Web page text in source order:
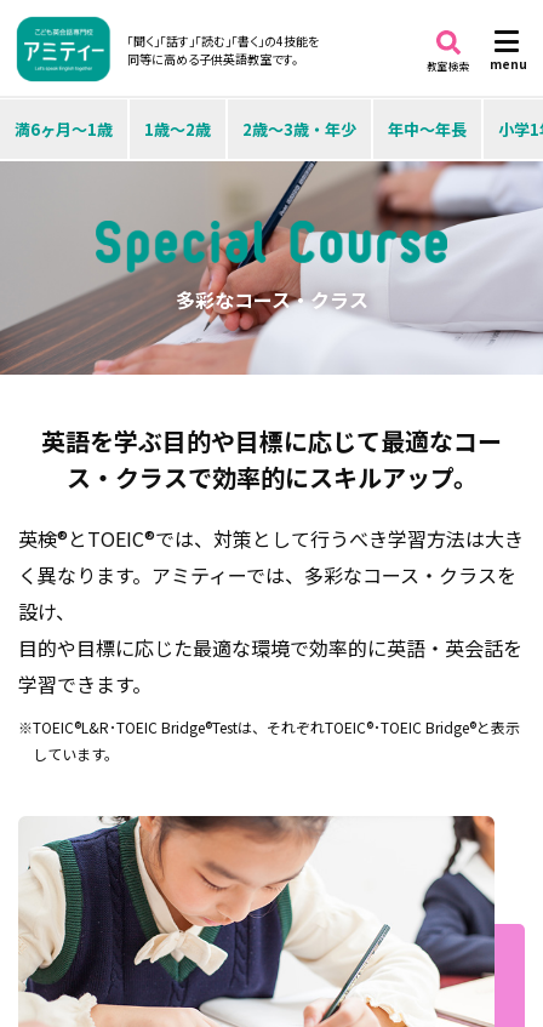
「聞く」「話す」「読む」「書く」の4技能を
同等に高める子供英語教室です。
menu
教室検索
満6ヶ月～1歳 1歳～2歳 2歳～3歳・年少 年中～年長 小学
多彩なコース・クラス
英語を学ぶ目的や目標に応じて最適なコー
ス・クラスで効率的にスキルアップ。
英検®とTOEIC®では、対策として行うべき学習方法は大き
く異なります。アミティーでは、多彩なコース・クラスを
設け、
目的や目標に応じた最適な環境で効率的に英語・英会話を
学習できます。
※TOEIC®L&R･TOEIC Bridge®Testは、それぞれTOEIC®･TOEIC Bridge®と表示
しています。